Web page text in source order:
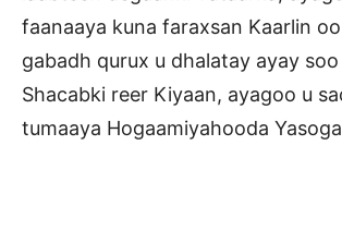
faanaaya kuna faraxsan Kaarlin
gabadh qurux u dhalatay ayay
Shacabki reer Kiyaan, ayagoo u
tumaaya Hogaamiyahooda